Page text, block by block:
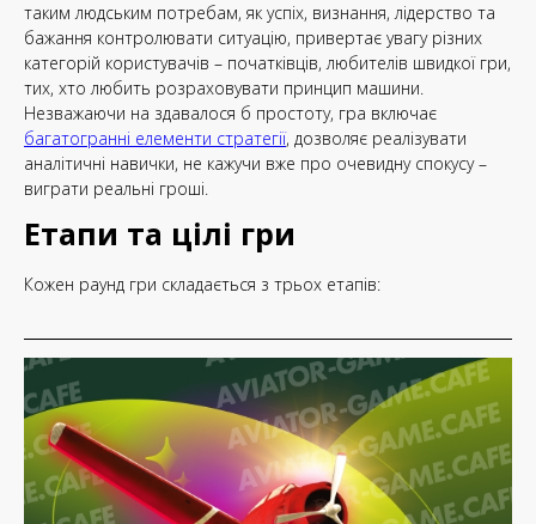
таким людським потребам, як успіх, визнання, лідерство та
бажання контролювати ситуацію, привертає увагу різних
категорій користувачів – початківців, любителів швидкої гри,
тих, хто любить розраховувати принцип машини.
Незважаючи на здавалося б простоту, гра включає
багатогранні елементи стратегії, дозволяє реалізувати
аналітичні навички, не кажучи вже про очевидну спокусу –
виграти реальні гроші.
Етапи та цілі гри
Кожен раунд гри складається з трьох етапів: